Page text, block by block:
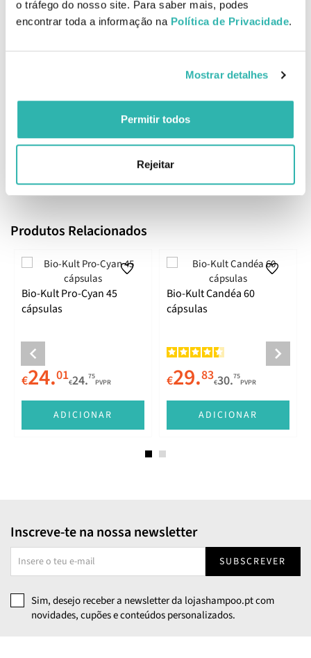
o tráfego do nosso site. Para saber mais, podes
encontrar toda a informação na Política de Privacidade.
Mostrar detalhes
Permitir todos
Rejeitar
Cada cápsula contém o mínimo de 2 biliões de microrganismos
vivos por cápsula (2x109 CFU / cápsula), o equivalente a 10 biliões
Não exceder a dose diária recomendada. Este suplemento não deve
EAN: 5027314502544
Comentários
Produtos Relacionados
Bio-Kult Pro-Cyan 45
cápsulas
€24.01€24.75
PVPR
ADICIONAR
Bio-Kult Candéa 60
cápsulas
€29.83€30.75
PVPR
ADICIONAR
Inscreve-te na nossa newsletter
SUBSCREVER
Sim, desejo receber a newsletter da lojashampoo.pt com
novidades, cupões e conteúdos personalizados.